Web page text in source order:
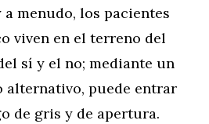
menudo, los pacientes
viven en el terreno del
sí y el no; mediante un
alternativo, puede entrar
de gris y de apertura.